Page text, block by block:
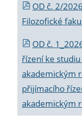
OD č. 2/
Filozofické
OD č.
řízení ke
akademickým
přijímacího
akademickým